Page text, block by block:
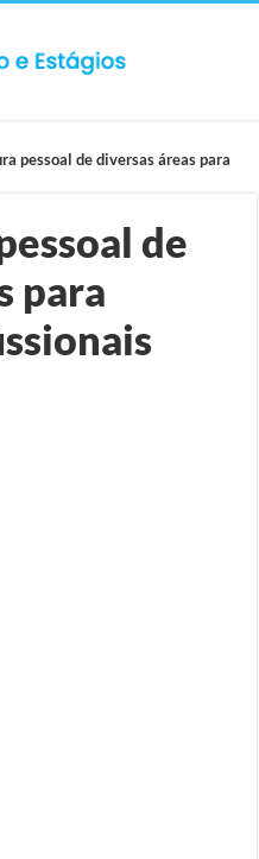
pessoal de diversas áreas para
de
para